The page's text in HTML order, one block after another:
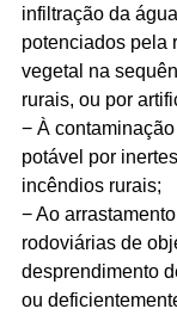
infiltração da
potenciados pela
vegetal na
rurais, ou por
− À
potável por
incêndios rurais;
− Ao
rodoviárias de
desprendimento
ou